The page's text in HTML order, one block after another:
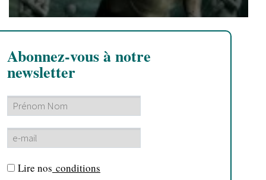
Abonnez-vous à notre
newsletter
Lire nos conditions